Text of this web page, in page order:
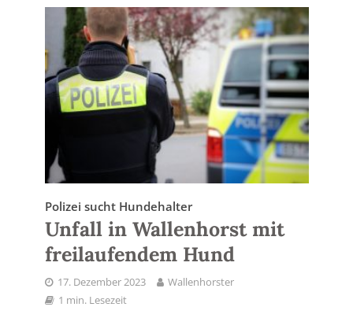
Polizei sucht Hundehalter
Unfall in Wallenhorst mit
freilaufendem Hund
17. Dezember 2023
Wallenhorster
1 min. Lesezeit